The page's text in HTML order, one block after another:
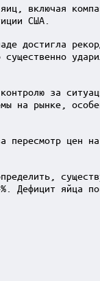
яиц, включая
США.
достигла
за
на рынке,
цен
Дефицит яйца